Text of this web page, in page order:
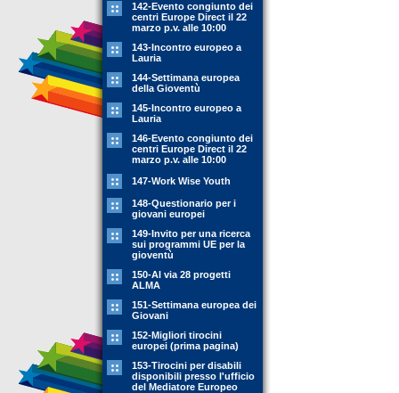
142-Evento congiunto dei
centri Europe Direct il 22
marzo p.v. alle 10:00
143-Incontro europeo a
Lauria
144-Settimana europea
della Gioventù
145-Incontro europeo a
Lauria
146-Evento congiunto dei
centri Europe Direct il 22
marzo p.v. alle 10:00
147-Work Wise Youth
148-Questionario per i
giovani europei
149-Invito per una ricerca
sui programmi UE per la
gioventù
150-Al via 28 progetti
ALMA
151-Settimana europea dei
Giovani
152-Migliori tirocini
europei (prima pagina)
153-Tirocini per disabili
disponibili presso l'ufficio
del Mediatore Europeo